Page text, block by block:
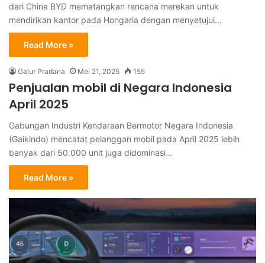
dari China BYD mematangkan rencana merekan untuk
mendirikan kantor pada Hongaria dengan menyetujui…
Read More »
Galur Pradana Mei 21, 2025 155
Penjualan mobil di Negara Indonesia
April 2025
Gabungan Industri Kendaraan Bermotor Negara Indonesia
(Gaikindo) mencatat pelanggan mobil pada April 2025 lebih
banyak dari 50.000 unit juga didominasi…
Read More »